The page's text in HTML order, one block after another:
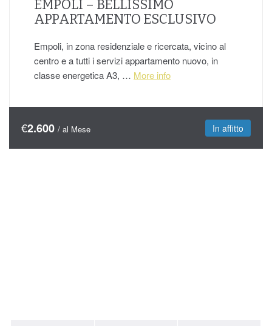
EMPOLI – BELLISSIMO
APPARTAMENTO ESCLUSIVO
Empoli, in zona residenziale e ricercata, vicino al
centro e a tutti i servizi appartamento nuovo, in
classe energetica A3, … More info
€2.600 / al Mese In affitto